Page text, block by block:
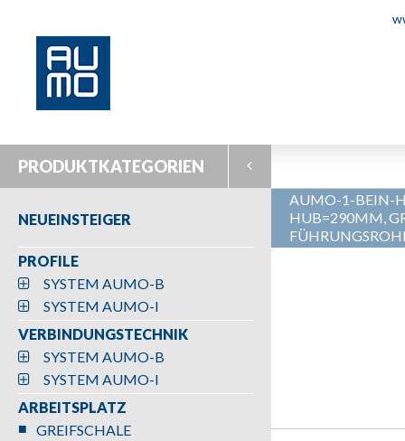
PRODUKTKATEGORIEN
NEUEINSTEIGER
PROFILE
SYSTEM AUMO-B
SYSTEM AUMO-I
VERBINDUNGSTECHNIK
SYSTEM AUMO-B
SYSTEM AUMO-I
ARBEITSPLATZ
GREIFSCHALE
AUMO-1-BEIN-
HUB=290MM,